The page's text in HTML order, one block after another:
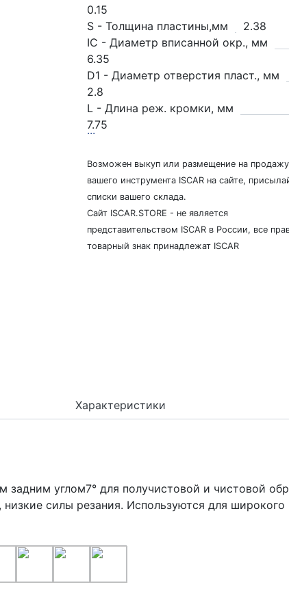
0.15
S - Толщина пластины,мм
2.38
IC - Диаметр вписанной окр., мм
6.35
D1 - Диаметр отверстия пласт., мм
2.8
L - Длина реж. кромки, мм
7.75
...
Возможен выкуп или размещение на продажу
вашего инструмента ISCAR на сайте,
списки вашего склада.
Сайт ISCAR.STORE - не является
представительством ISCAR в России, все
товарный знак принадлежат ISCAR
Характеристики
углом7° для получистовой и чистовой
силы резания. Используются для